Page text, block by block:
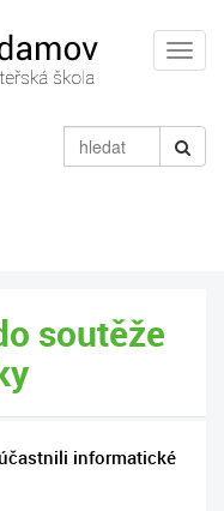
soutěže
informatické